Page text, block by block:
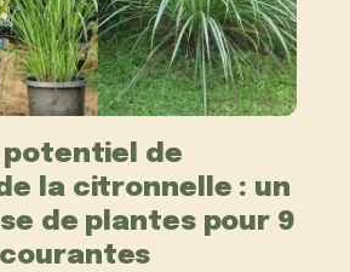
potentiel de
la citronnelle : un
de plantes pour 9